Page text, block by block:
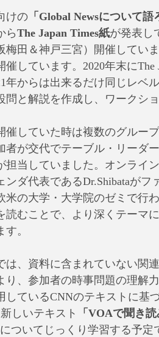
けの 「Global Newsについて語
らThe Japan Times紙が発表し
梅田＆神戸三宮）開催してい
しています。2020年末にThe
年からは出来るだけ同じレベ
問と解説を作成し、ワークシ
催していた時は複数のグルー
者が交代でテーブル・リーダ
担当していました。オンライ
ダ代表であるDr.Shibataがフ
米の大学・大学院のゼミで行
読むことで、より深くテーマ
。
は、資料に含まれていない関
り、参加者の時事問題の理解
しているCNNのテキストに基
しいテキスト
「VOAで聞き
についてじっくり学習する予定